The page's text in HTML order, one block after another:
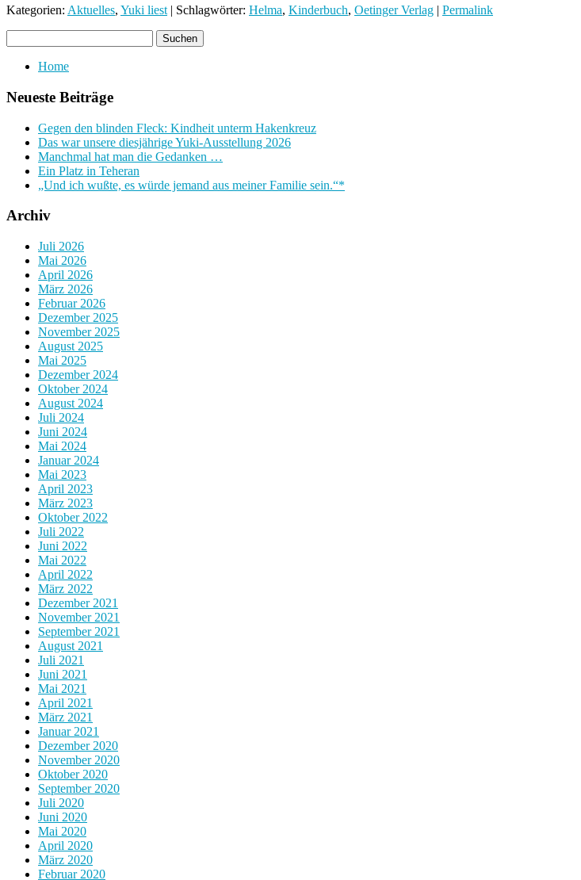
Kategorien: Aktuelles, Yuki liest | Schlagwörter: Helma, Kinderbuch, Oetinger Verlag | Permalink
Home
Neueste Beiträge
Gegen den blinden Fleck: Kindheit unterm Hakenkreuz
Das war unsere diesjährige Yuki-Ausstellung 2026
Manchmal hat man die Gedanken …
Ein Platz in Teheran
„Und ich wußte, es würde jemand aus meiner Familie sein.“*
Archiv
Juli 2026
Mai 2026
April 2026
März 2026
Februar 2026
Dezember 2025
November 2025
August 2025
Mai 2025
Dezember 2024
Oktober 2024
August 2024
Juli 2024
Juni 2024
Mai 2024
Januar 2024
Mai 2023
April 2023
März 2023
Oktober 2022
Juli 2022
Juni 2022
Mai 2022
April 2022
März 2022
Dezember 2021
November 2021
September 2021
August 2021
Juli 2021
Juni 2021
Mai 2021
April 2021
März 2021
Januar 2021
Dezember 2020
November 2020
Oktober 2020
September 2020
Juli 2020
Juni 2020
Mai 2020
April 2020
März 2020
Februar 2020